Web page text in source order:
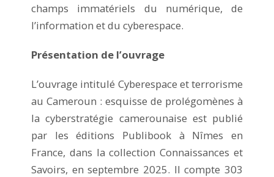
champs immatériels du numérique, de
l’information et du cyberespace.
Présentation de l’ouvrage
L’ouvrage intitulé Cyberespace et terrorisme
au Cameroun : esquisse de prolégomènes à
la cyberstratégie camerounaise est publié
par les éditions Publibook à Nîmes en
France, dans la collection Connaissances et
Savoirs, en septembre 2025. Il compte 303